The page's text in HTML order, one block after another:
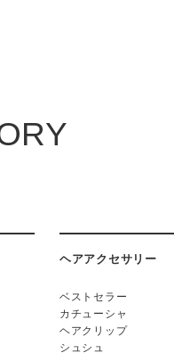
ヘアアクセサリー
ベストセラー
カチューシャ
ヘアクリップ
シュシュ